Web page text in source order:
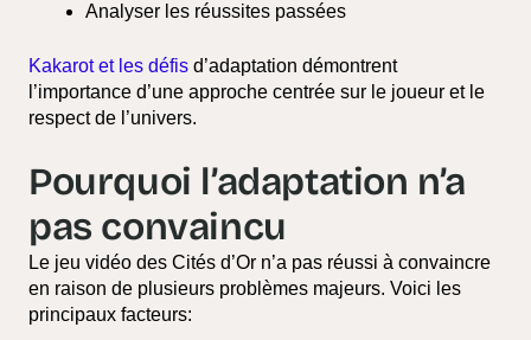
Analyser les réussites passées
Kakarot et les défis d’adaptation démontrent
l’importance d’une approche centrée sur le joueur et le
respect de l’univers.
Pourquoi l’adaptation n’a
pas convaincu
Le jeu vidéo des Cités d’Or n’a pas réussi à convaincre
en raison de plusieurs problèmes majeurs. Voici les
principaux facteurs: